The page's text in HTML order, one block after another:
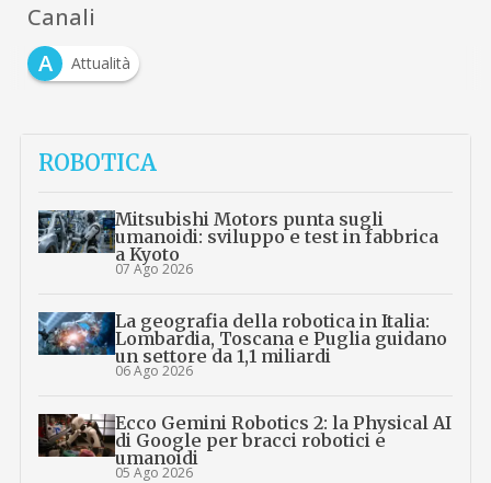
Canali
A
Attualità
ROBOTICA
Mitsubishi Motors punta sugli
umanoidi: sviluppo e test in fabbrica
a Kyoto
07 Ago 2026
La geografia della robotica in Italia:
Lombardia, Toscana e Puglia guidano
un settore da 1,1 miliardi
06 Ago 2026
Ecco Gemini Robotics 2: la Physical AI
di Google per bracci robotici e
umanoidi
05 Ago 2026